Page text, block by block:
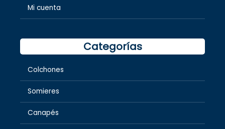
Mi cuenta
Categorías
Colchones
Somieres
Canapés